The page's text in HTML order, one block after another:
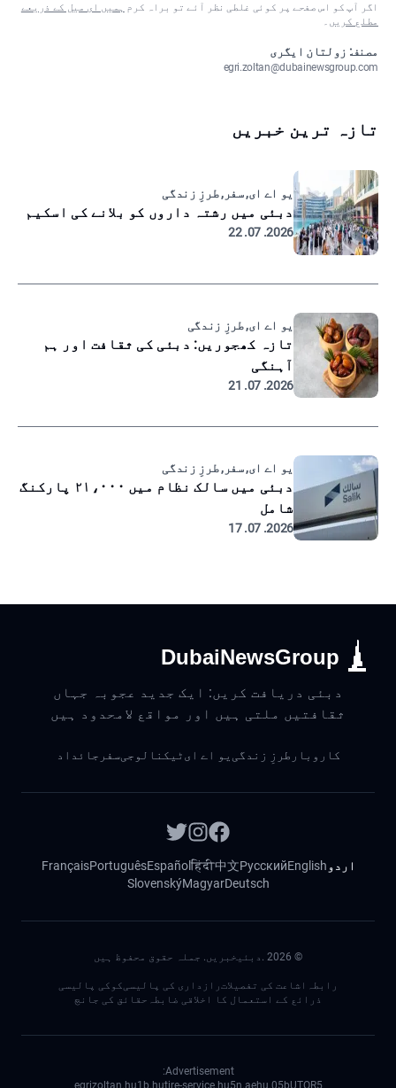
اگر آپ کو اس صفحے پر کوئی غلطی نظر آئے تو براہ کرم ہمیں ای میل کے ذریعے
مطلع کریں ۔
مصنف: زولتان ایگری
egri.zoltan@dubainewsgroup.com
تازہ ترین خبریں
یو اے ای, سفر, طرزِ زندگی
دبئی میں رشتہ داروں کو بلانے کی اسکیم
2026. 07. 22
یو اے ای, طرزِ زندگی
تازہ کھجوریں: دبئی کی ثقافت اور ہم
آہنگی
2026. 07. 21
یو اے ای, سفر, طرزِ زندگی
دبئی میں سالک نظام میں ۲۱،۰۰۰ پارکنگ
شامل
2026. 07. 17
DubaiNewsGroup
دبئی دریافت کریں: ایک جدید عجوبہ جہاں
ثقافتیں ملتی ہیں اور مواقع لامحدود ہیں
کاروبار طرزِ زندگی یو اے ایٹیکنالوجیسفر جائداد
اردو English
Русский
中文
हिंदी
Español
Português
Français
Deutsch
Magyar
Slovenský
©
2026 .دبئیخبریں. جملہ حقوق محفوظ ہیں
رابطہ اشاعت کی تفصیلاترازداری کی پالیسیکوکی پالیسی
ذرائع کے استعمال کا اخلاقی ضابطہ حقائق کی جانچ
Advertisement:
bUTOR5
05.hu
5n.ae
tire-service.hu
1b.hu
egrizoltan.hu